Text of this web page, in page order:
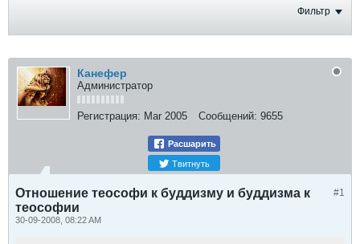
Фильтр
Канефер
Администратор
Регистрация: Mar 2005 Сообщений: 9655
Расшарить
Твитнуть
#1
Отношение теософи к буддизму и буддизма к
теософии
30-09-2008, 08:22 AM